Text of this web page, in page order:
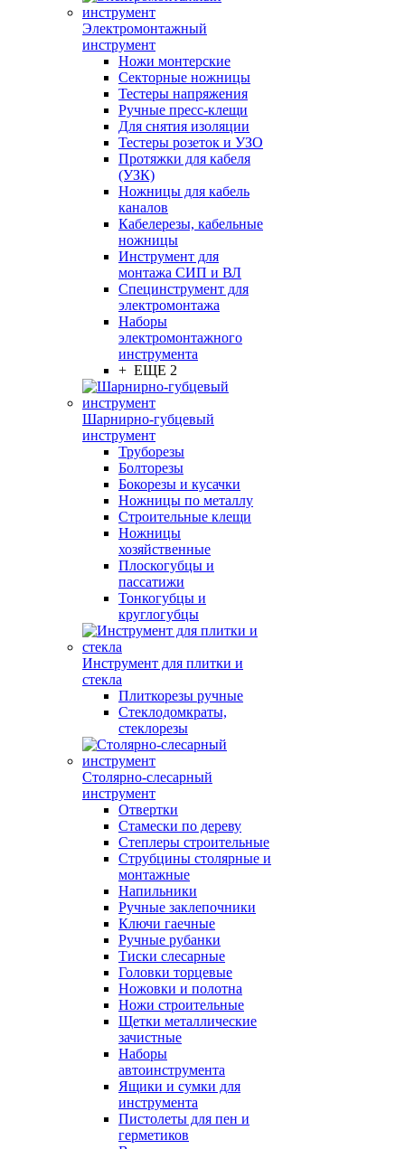
Электромонтажный
инструмент
Ножи монтерские
Секторные ножницы
Тестеры напряжения
Ручные пресс-клещи
Для снятия изоляции
Тестеры розеток и УЗО
Протяжки для кабеля
(УЗК)
Ножницы для кабель
каналов
Кабелерезы, кабельные
ножницы
Инструмент для
монтажа СИП и ВЛ
Специнструмент для
электромонтажа
Наборы
электромонтажного
инструмента
+ ЕЩЕ 2
Шарнирно-губцевый
инструмент
Труборезы
Болторезы
Бокорезы и кусачки
Ножницы по металлу
Строительные клещи
Ножницы
хозяйственные
Плоскогубцы и
пассатижи
Тонкогубцы и
круглогубцы
Инструмент для плитки и
стекла
Плиткорезы ручные
Стеклодомкраты,
стеклорезы
Столярно-слесарный
инструмент
Отвертки
Стамески по дереву
Степлеры строительные
Струбцины столярные и
монтажные
Напильники
Ручные заклепочники
Ключи гаечные
Ручные рубанки
Тиски слесарные
Головки торцевые
Ножовки и полотна
Ножи строительные
Щетки металлические
зачистные
Наборы
автоинструмента
Ящики и сумки для
инструмента
Пистолеты для пен и
герметиков